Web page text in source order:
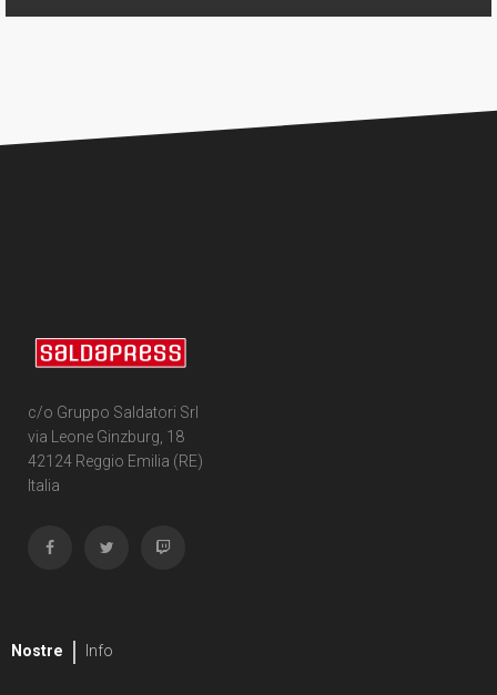
c/o Gruppo Saldatori Srl
via Leone Ginzburg, 18
42124 Reggio Emilia (RE)
Italia
Nostre Info